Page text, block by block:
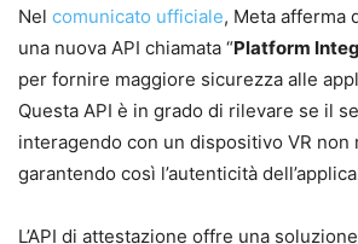
Nel comunicato ufficiale, Meta afferma
una nuova API chiamata “Platform
per fornire maggiore sicurezza alle
Questa API è in grado di rilevare se il
interagendo con un dispositivo VR non
garantendo così l’autenticità
L’API di attestazione offre una